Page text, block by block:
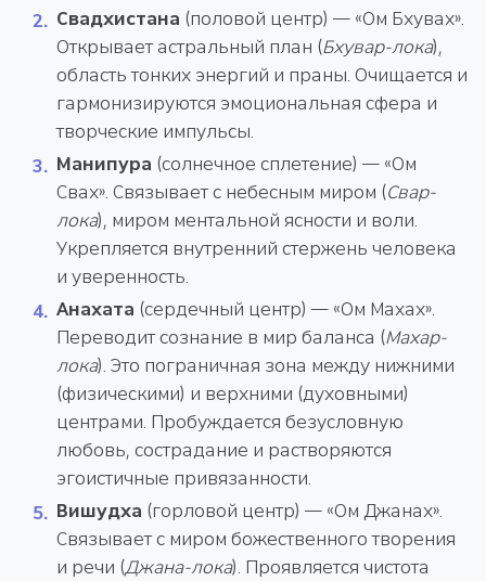
Свадхистана (половой центр) — «Ом Бхувах».
Открывает астральный план (Бхувар-лока),
область тонких энергий и праны. Очищается и
гармонизируются эмоциональная сфера и
творческие импульсы.
Манипура (солнечное сплетение) — «Ом
Свах». Связывает с небесным миром (Свар-
лока), миром ментальной ясности и воли.
Укрепляется внутренний стержень человека
и уверенность.
Анахата (сердечный центр) — «Ом Махах».
Переводит сознание в мир баланса (Махар-
лока). Это пограничная зона между нижними
(физическими) и верхними (духовными)
центрами. Пробуждается безусловную
любовь, сострадание и растворяются
эгоистичные привязанности.
Вишудха (горловой центр) — «Ом Джанах».
Связывает с миром божественного творения
и речи (Джана-лока). Проявляется чистота